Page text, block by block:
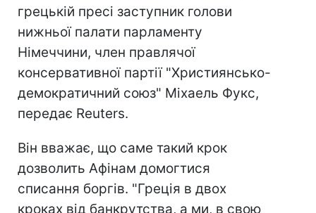
грецькій пресі заступник голови
нижньої палати парламенту
Німеччини, член правлячої
консервативної партії "Християнсько-
демократичний союз" Міхаель Фукс,
передає Reuters.
Він вважає, що саме такий крок
дозволить Афінам домогтися
списання боргів. "Греція в двох
кроках від банкрутства, а ми, в свою